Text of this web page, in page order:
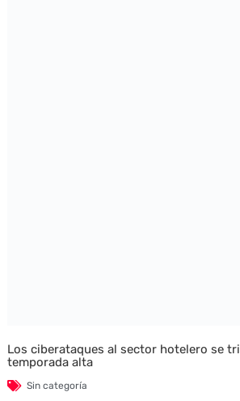
Los ciberataques al sector hotelero se
temporada alta
Sin categoría